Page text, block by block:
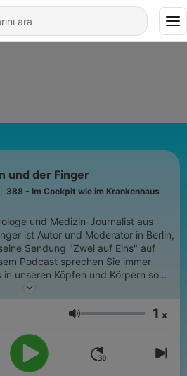
und der Finger
388 - Im Cockpit wie im Krankenhaus
und Medizin-Journalist aus
ist Autor und Moderator in Berlin,
Sendung "Zwei auf Eins" auf
Podcast sprechen Sie immer
unseren Köpfen und Körpern so
Ses 1 x